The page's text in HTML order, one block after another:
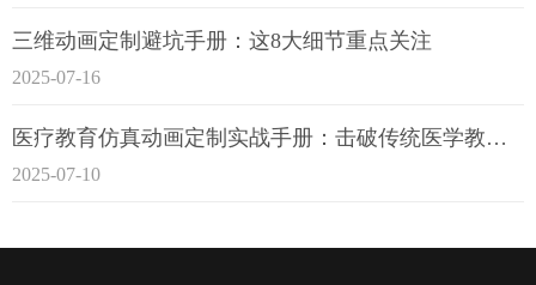
三维动画定制避坑手册：这8大细节重点关注
2025-07-16
医疗教育仿真动画定制实战手册：击破传统医学教育7大痛点
2025-07-10